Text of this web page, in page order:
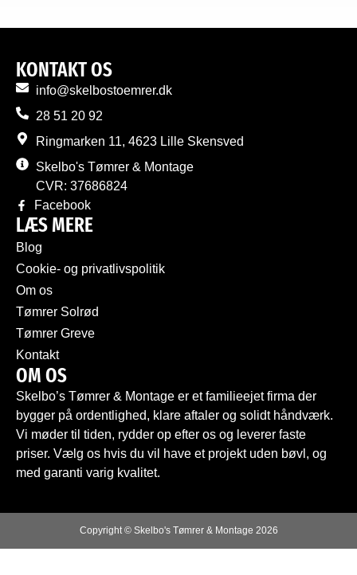
KONTAKT OS
info@skelbostoemrer.dk
28 51 20 92
Ringmarken 11, 4623 Lille Skensved
Skelbo's Tømrer & Montage
CVR: 37686824
Facebook
LÆS MERE
Blog
Cookie- og privatlivspolitik
Om os
Tømrer Solrød
Tømrer Greve
Kontakt
OM OS
Skelbo’s Tømrer & Montage er et familieejet firma der
bygger på ordentlighed, klare aftaler og solidt håndværk.
Vi møder til tiden, rydder op efter os og leverer faste
priser. Vælg os hvis du vil have et projekt uden bøvl, og
med garanti varig kvalitet.
Copyright © Skelbo's Tømrer & Montage 2026